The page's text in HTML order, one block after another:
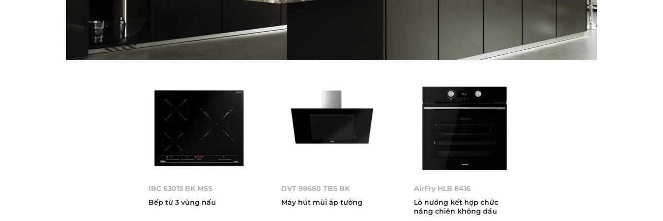
IBC 63015 BK MSS
Bếp từ 3 vùng nấu
DVT 98660 TBS BK
Máy hút mùi áp tường
AirFry HLB 8416
Lò nướng kết hợp chức
năng chiên không dầu